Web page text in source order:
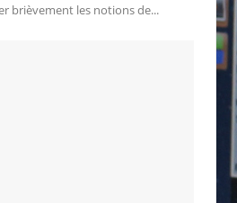
brièvement les notions de...